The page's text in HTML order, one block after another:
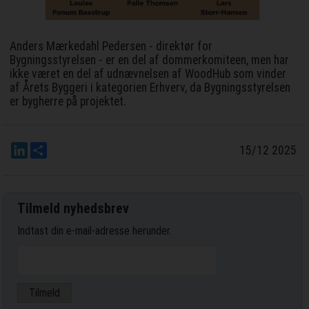
Anders Mærkedahl Pedersen - direktør for
Bygningsstyrelsen - er en del af dommerkomiteen, men har
ikke været en del af udnævnelsen af WoodHub som vinder
af Årets Byggeri i kategorien Erhverv, da Bygningsstyrelsen
er bygherre på projektet.
LinkedIn 15/12 2025
Tilmeld nyhedsbrev
Indtast din e-mail-adresse herunder.